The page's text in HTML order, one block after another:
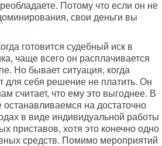
Потому что если он не
свои деньги вы
готовится судебный иск в
чаще всего он расплачивается
Но бывает ситуация, когда
для себя решение не платить. Он
считает, что ему это выгоднее. В
останавливаемся на достаточно
в виде индивидуальной работы
приставов, хотя это конечно одно
средств. Помимо мероприятий